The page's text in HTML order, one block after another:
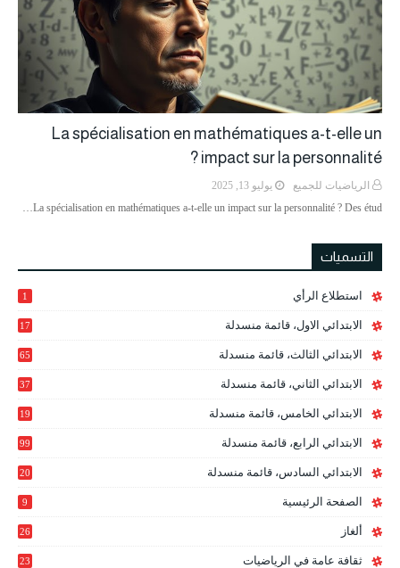
La spécialisation en mathématiques a-t-elle un
impact sur la personnalité ?
الرياضيات للجميع
يوليو 13, 2025
La spécialisation en mathématiques a-t-elle un impact sur la personnalité ? Des étud…
التسميات
استطلاع الرأي 1
الابتدائي الاول، قائمة منسدلة 17
الابتدائي الثالث، قائمة منسدلة 65
الابتدائي الثاني، قائمة منسدلة 37
الابتدائي الخامس، قائمة منسدلة
19
الابتدائي الرابع، قائمة منسدلة 99
الابتدائي السادس، قائمة منسدلة
20
الصفحة الرئيسية 9
ألغاز 26
ثقافة عامة في الرياضيات 23